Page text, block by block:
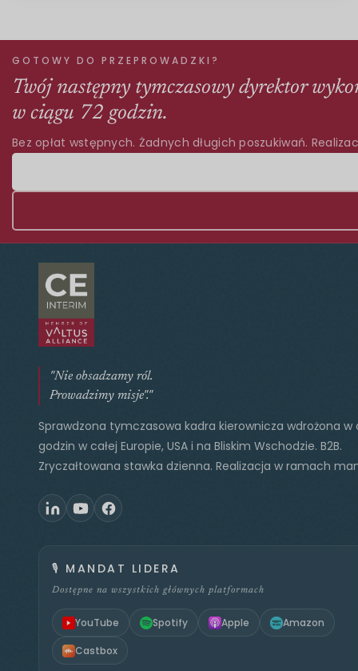
GOTOWY DO PRZEPROWADZKI?
Twój następny tymczasowy dyrektor
w ciągu 72 godzin.
Bez opłat wstępnych. Żadnych długich poszukiwań.
"Nie obsadzamy ról.
Prowadzimy misje"."
Sprawdzona tymczasowa kadra kierownicza wdrożona w
godzin w całej Europie, USA i na Bliskim Wschodzie. B2B.
Zryczałtowana stawka dzienna. Realizacja w ramach
🎙️ MANDAT LIDERA
Dostępne na wszystkich głównych platformach
YouTube Spotify Apple Amazon
Castbox